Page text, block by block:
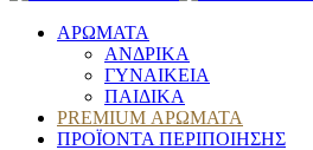
ΑΡΩΜΑΤΑ
ΑΝΔΡΙΚΑ
ΓΥΝΑΙΚΕΙΑ
ΠΑΙΔΙΚΑ
PREMIUM ΑΡΩΜΑΤΑ
ΠΡΟΪΟΝΤΑ ΠΕΡΙΠΟΙΗΣΗΣ